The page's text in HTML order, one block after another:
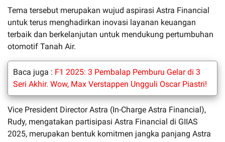
Tema tersebut merupakan wujud aspirasi Astra Financial
untuk terus menghadirkan inovasi layanan keuangan
terbaik dan berkelanjutan untuk mendukung pertumbuhan
otomotif Tanah Air.
Baca juga : F1 2025: 3 Pembalap Pemburu Gelar di 3
Seri Akhir. Wow, Max Verstappen Ungguli Oscar Piastri!
Vice President Director Astra (In-Charge Astra Financial),
Rudy, mengatakan partisipasi Astra Financial di GIIAS
2025, merupakan bentuk komitmen jangka panjang Astra